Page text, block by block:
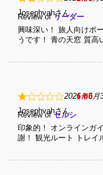
Review of リーダー
興味深い！ 旅人向けポ
うです！ 青の天窓 質高
Josephvah
1
2026年5月
Review of セルシ
印象的！ オンラインガ
謝！ 観光ルート トレ
Josephvah